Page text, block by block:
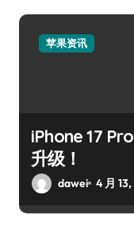
苹果资讯
iPhone 17
升级！
dawei 4 月